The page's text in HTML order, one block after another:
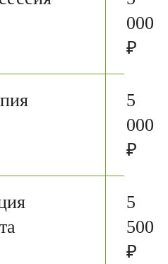
000
₽
5
000
₽
5
500
₽